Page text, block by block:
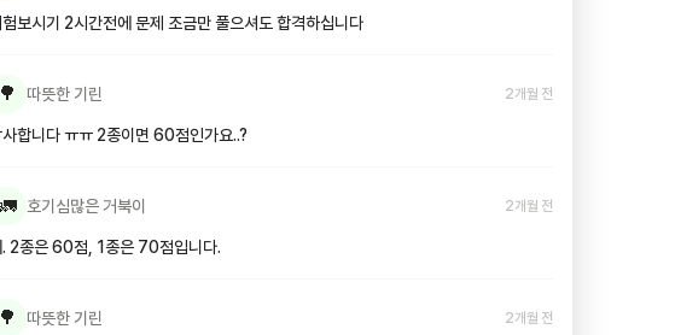
보시기 2시간전에 문제 조금만 풀으셔도 합격하십니다
따뜻한 기린 2개월 전
합니다 ㅠㅠ 2종이면 60점인가요..?
호기심많은 거북이 2개월 전
. 2종은 60점, 1종은 70점입니다.
따뜻한 기린 2개월 전